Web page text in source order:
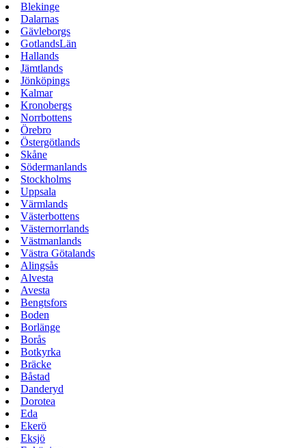
Blekinge
Dalarnas
Gävleborgs
GotlandsLän
Hallands
Jämtlands
Jönköpings
Kalmar
Kronobergs
Norrbottens
Örebro
Östergötlands
Skåne
Södermanlands
Stockholms
Uppsala
Värmlands
Västerbottens
Västernorrlands
Västmanlands
Västra Götalands
Alingsås
Alvesta
Avesta
Bengtsfors
Boden
Borlänge
Borås
Botkyrka
Bräcke
Båstad
Danderyd
Dorotea
Eda
Ekerö
Eksjö